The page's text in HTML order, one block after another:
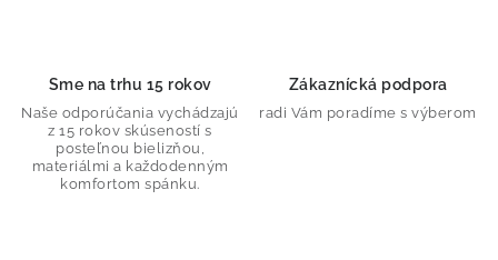
Sme na trhu 15 rokov
Naše odporúčania vychádzajú
z 15 rokov skúseností s
posteľnou bielizňou,
materiálmi a každodenným
komfortom spánku.
Zákaznícká podpora
radi Vám poradíme s výberom